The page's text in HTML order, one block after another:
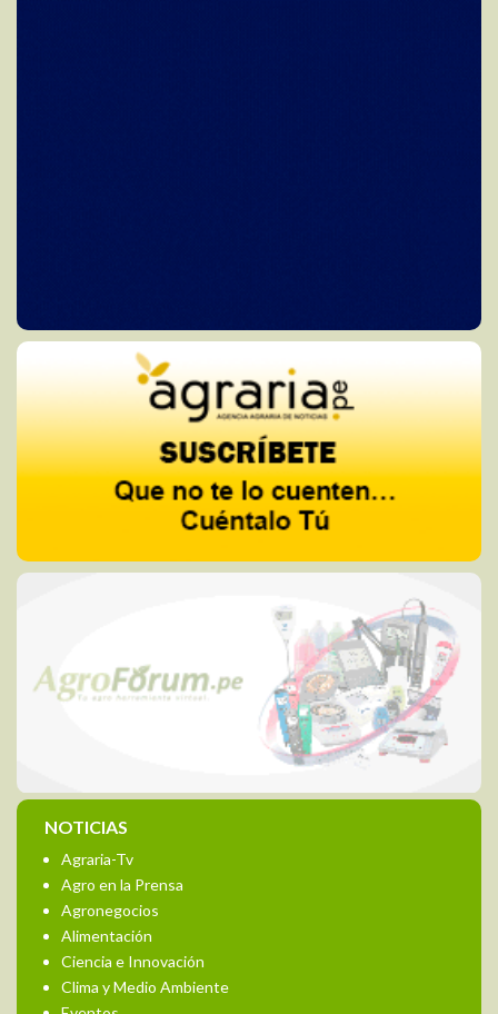
NOTICIAS
Agraria-Tv
Agro en la Prensa
Agronegocios
Alimentación
Ciencia e Innovación
Clima y Medio Ambiente